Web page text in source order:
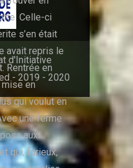
Celle-ci
s’en était
avait repris le
Rentrée en
en
qui voulut en
une ferme
aux
qui, furieux,
d'Initiative
- 2019 - 2020